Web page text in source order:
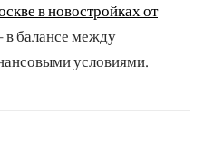
в новостройках от
в балансе между
условиями.